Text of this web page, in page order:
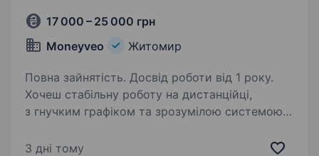
17 000 – 25 000 грн
Moneyveo
Житомир
Повна зайнятість. Досвід роботи від 1 року.
Хочеш стабільну роботу на дистанційці,
з гнучким графіком та зрозумілою системою
та допомагати їм? Тоді тобі до нас!
3 дні тому